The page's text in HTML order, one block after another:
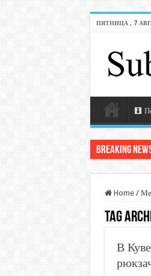
ПЯТНИЦА , 7
Breaking
Home /
Tag
В